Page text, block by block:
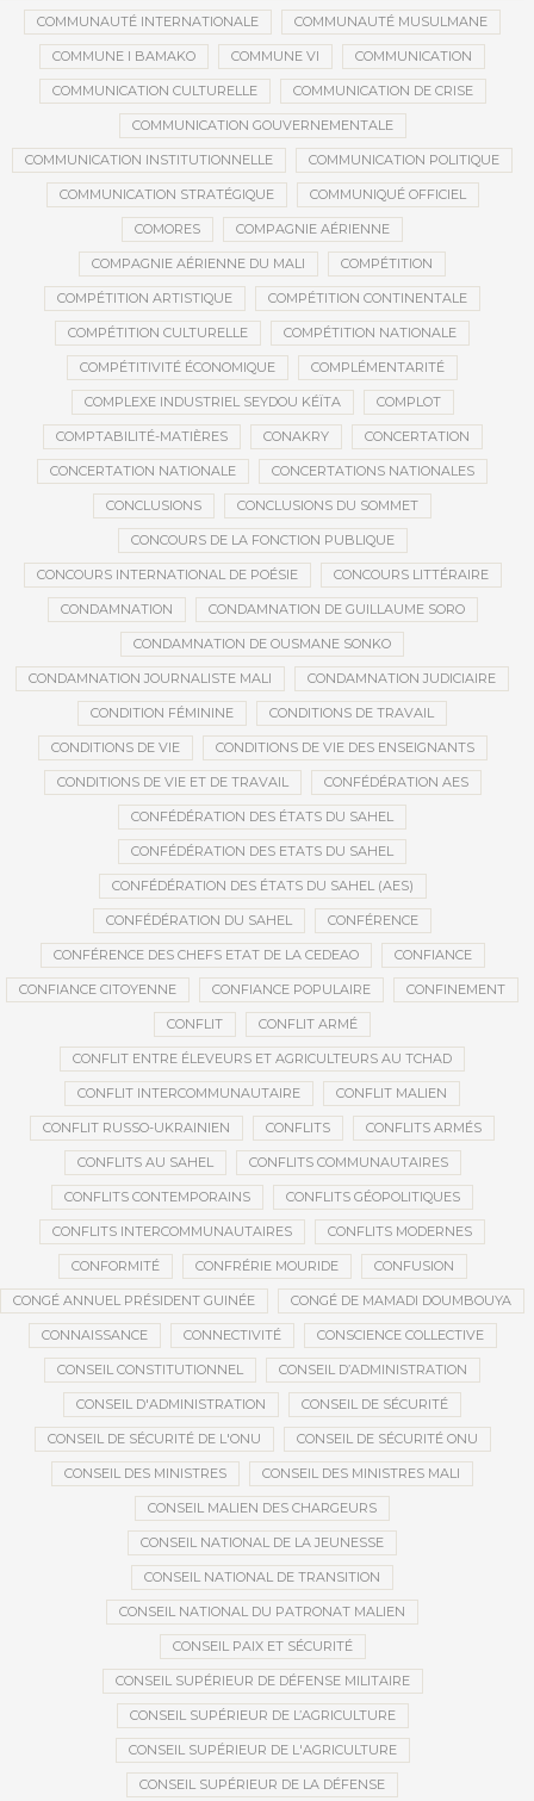
COMMUNAUTÉ INTERNATIONALE COMMUNAUTÉ MUSULMANE
COMMUNE I BAMAKO COMMUNE VI COMMUNICATION
COMMUNICATION CULTURELLE COMMUNICATION DE CRISE
COMMUNICATION GOUVERNEMENTALE
COMMUNICATION INSTITUTIONNELLE COMMUNICATION POLITIQUE
COMMUNICATION STRATÉGIQUE COMMUNIQUÉ OFFICIEL
COMORES COMPAGNIE AÉRIENNE
COMPAGNIE AÉRIENNE DU MALI COMPÉTITION
COMPÉTITION ARTISTIQUE COMPÉTITION CONTINENTALE
COMPÉTITION CULTURELLE COMPÉTITION NATIONALE
COMPÉTITIVITÉ ÉCONOMIQUE COMPLÉMENTARITÉ
COMPLEXE INDUSTRIEL SEYDOU KÉÏTA COMPLOT
COMPTABILITÉ-MATIÈRES CONAKRY CONCERTATION
CONCERTATION NATIONALE CONCERTATIONS NATIONALES
CONCLUSIONS CONCLUSIONS DU SOMMET
CONCOURS DE LA FONCTION PUBLIQUE
CONCOURS INTERNATIONAL DE POÉSIE CONCOURS LITTÉRAIRE
CONDAMNATION CONDAMNATION DE GUILLAUME SORO
CONDAMNATION DE OUSMANE SONKO
CONDAMNATION JOURNALISTE MALI CONDAMNATION JUDICIAIRE
CONDITION FÉMININE CONDITIONS DE TRAVAIL
CONDITIONS DE VIE CONDITIONS DE VIE DES ENSEIGNANTS
CONDITIONS DE VIE ET DE TRAVAIL CONFÉDÉRATION AES
CONFÉDÉRATION DES ÉTATS DU SAHEL
CONFÉDÉRATION DES ETATS DU SAHEL
CONFÉDÉRATION DES ÉTATS DU SAHEL (AES)
CONFÉDÉRATION DU SAHEL CONFÉRENCE
CONFÉRENCE DES CHEFS ETAT DE LA CEDEAO CONFIANCE
CONFIANCE CITOYENNE CONFIANCE POPULAIRE CONFINEMENT
CONFLIT CONFLIT ARMÉ
CONFLIT ENTRE ÉLEVEURS ET AGRICULTEURS AU TCHAD
CONFLIT INTERCOMMUNAUTAIRE CONFLIT MALIEN
CONFLIT RUSSO-UKRAINIEN CONFLITS CONFLITS ARMÉS
CONFLITS AU SAHEL CONFLITS COMMUNAUTAIRES
CONFLITS CONTEMPORAINS CONFLITS GÉOPOLITIQUES
CONFLITS INTERCOMMUNAUTAIRES CONFLITS MODERNES
CONFORMITÉ CONFRÉRIE MOURIDE CONFUSION
CONGÉ ANNUEL PRÉSIDENT GUINÉE CONGÉ DE MAMADI DOUMBOUYA
CONNAISSANCE CONNECTIVITÉ CONSCIENCE COLLECTIVE
CONSEIL CONSTITUTIONNEL CONSEIL D’ADMINISTRATION
CONSEIL D'ADMINISTRATION CONSEIL DE SÉCURITÉ
CONSEIL DE SÉCURITÉ DE L'ONU CONSEIL DE SÉCURITÉ ONU
CONSEIL DES MINISTRES CONSEIL DES MINISTRES MALI
CONSEIL MALIEN DES CHARGEURS
CONSEIL NATIONAL DE LA JEUNESSE
CONSEIL NATIONAL DE TRANSITION
CONSEIL NATIONAL DU PATRONAT MALIEN
CONSEIL PAIX ET SÉCURITÉ
CONSEIL SUPÉRIEUR DE DÉFENSE MILITAIRE
CONSEIL SUPÉRIEUR DE L’AGRICULTURE
CONSEIL SUPÉRIEUR DE L'AGRICULTURE
CONSEIL SUPÉRIEUR DE LA DÉFENSE